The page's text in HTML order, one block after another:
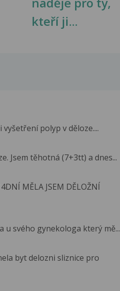
kteří ji...
polyp v děloze....
Jsem těhotná (7+3tt) a dnes...
MĚLA JSEM DĚLOŽNÍ
u svého gynekologa který mě...
byt delozni sliznice pro